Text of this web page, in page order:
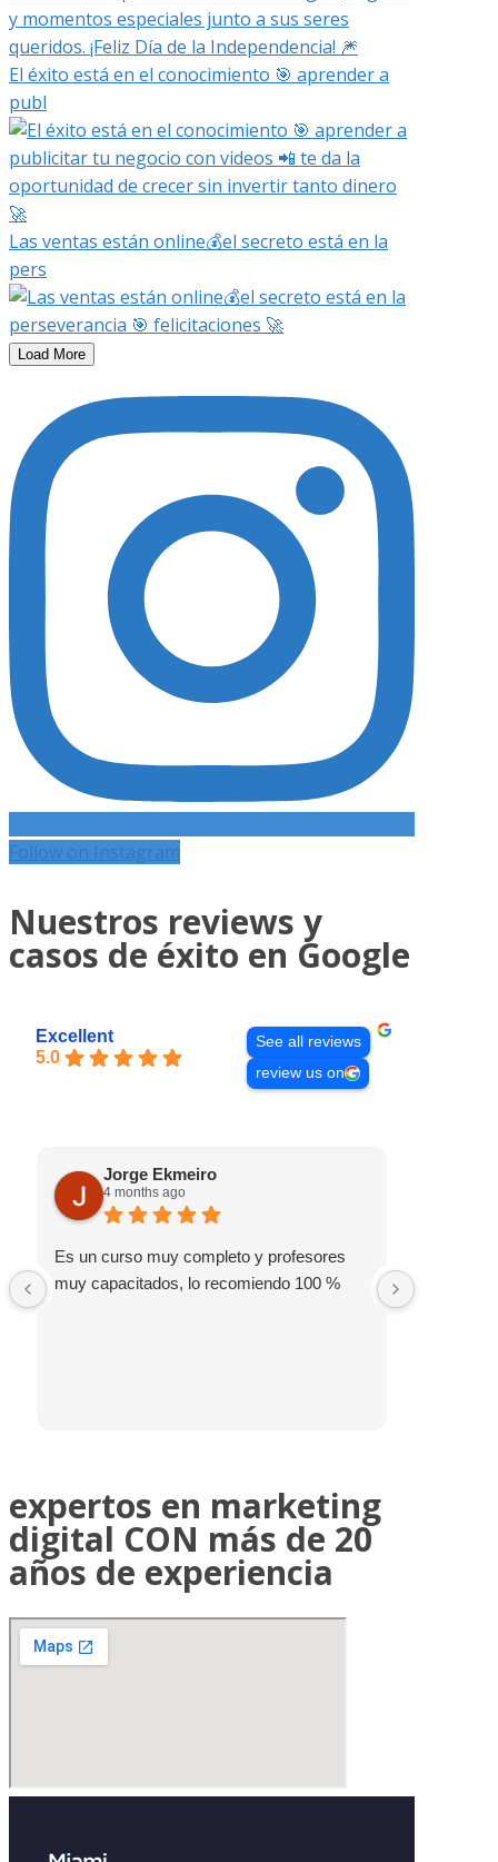
El éxito está en el conocimiento 🎯 aprender a
publ
Las ventas están online💰el secreto está en la
pers
Load More
Nuestros reviews y
casos de éxito en Google
Excellent
5.0
See all reviews
review us on
Jorge Ekmeiro
4 months ago
Es un curso muy completo y profesores
muy capacitados, lo recomiendo 100 %
expertos en marketing
digital CON más de 20
años de experiencia